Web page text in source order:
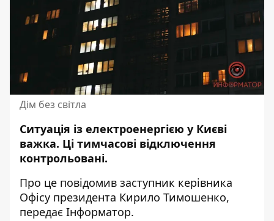
Дім без світла
Ситуація із електроенергією у Києві
важка. Ці тимчасові відключення
контрольовані.
Про це повідомив заступник керівника
Офісу президента Кирило Тимошенко,
передає Інформатор.